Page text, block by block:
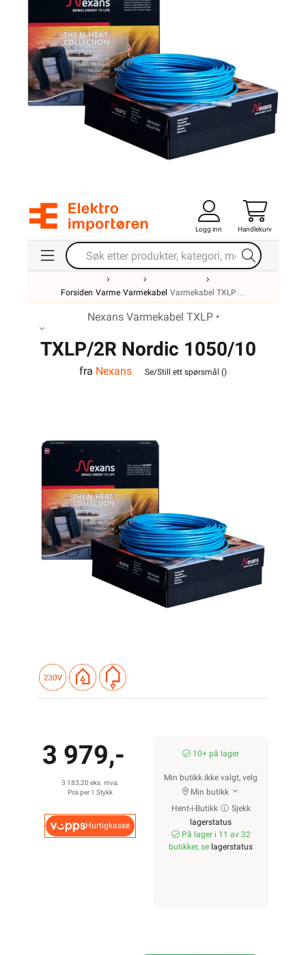
Logg inn Handlekurv
Forsiden Varme Varmekabel Varmekabel TXLP
Nexans Varmekabel TXLP •
TXLP/2R Nordic 1050/10
fra Nexans Se/Still ett spørsmål ()
3 979,-
3 183,20 eks. mva.
Pris per 1 Stykk
Hurtigkasse
10+ på lager
Min butikk ikke valgt, velg
Min butikk
Hent-i-Butikk
Sjekk
lagerstatus
På lager i 11 av 32
butikker, se lagerstatus